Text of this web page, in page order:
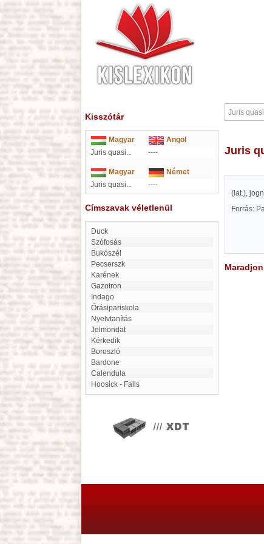
Kisszótár
Magyar
Angol
Juris quasi...
----
Magyar
Német
Juris quasi...
----
Címszavak véletlenül
Duck
Szófosás
bukószél
Pecserszk
Karének
gazotron
Indago
Órásipariskola
Nyelvtanítás
Jelmondat
Kérkedik
Boroszló
Bardone
Calendula
Hoosick - Falls
Juris
(lat.),
Forrás: